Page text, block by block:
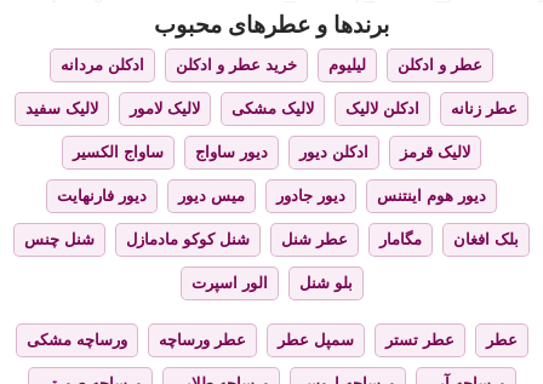
برندها و عطرهای محبوب
عطر و ادکلن لیلیوم خرید عطر و ادکلن ادکلن مردانه
عطر زنانه ادکلن لالیک لالیک مشکی لالیک لامور لالیک سفید
لالیک قرمز ادکلن دیور دیور ساواج ساواج الکسیر
دیور هوم اینتنس دیور جادور میس دیور دیور فارنهایت
بلک افغان مگامار عطر شنل شنل کوکو مادمازل شنل چنس
بلو شنل الور اسپرت
عطر عطر تستر سمپل عطر عطر ورساچه ورساچه مشکی